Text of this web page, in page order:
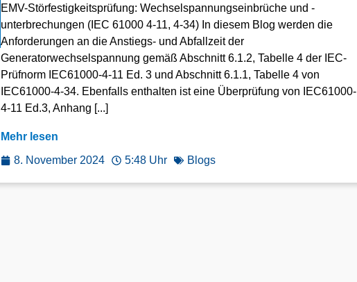
EMV-Störfestigkeitsprüfung: Wechselspannungseinbrüche und -
unterbrechungen (IEC 61000 4-11, 4-34) In diesem Blog werden die
Anforderungen an die Anstiegs- und Abfallzeit der
Generatorwechselspannung gemäß Abschnitt 6.1.2, Tabelle 4 der IEC-
Prüfnorm IEC61000-4-11 Ed. 3 und Abschnitt 6.1.1, Tabelle 4 von
IEC61000-4-34. Ebenfalls enthalten ist eine Überprüfung von IEC61000-
4-11 Ed.3, Anhang [...]
Mehr lesen
8. November 2024
5:48 Uhr Blogs